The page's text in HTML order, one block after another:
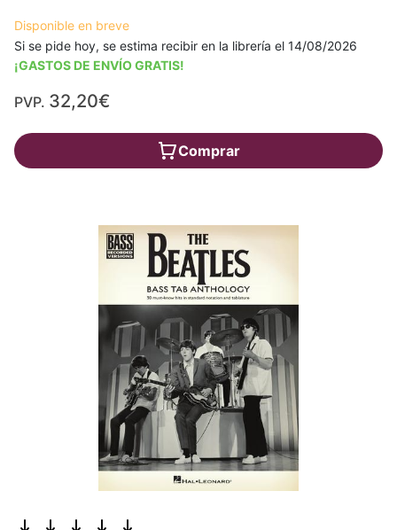
Disponible en breve
Si se pide hoy, se estima recibir en la librería el 14/08/2026
¡GASTOS DE ENVÍO GRATIS!
PVP. 32,20€
Comprar